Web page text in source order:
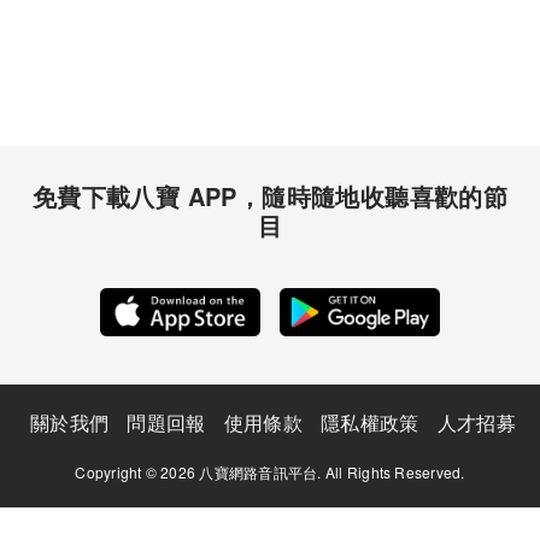
免費下載八寶 APP，隨時隨地收聽喜歡的節
目
關於我們 問題回報 使用條款 隱私權政策 人才招募
Copyright © 2026 八寶網路音訊平台. All Rights Reserved.